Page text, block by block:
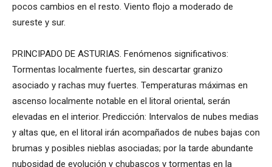
pocos cambios en el resto. Viento flojo a moderado de
sureste y sur.
PRINCIPADO DE ASTURIAS. Fenómenos significativos:
Tormentas localmente fuertes, sin descartar granizo
asociado y rachas muy fuertes. Temperaturas máximas en
ascenso localmente notable en el litoral oriental, serán
elevadas en el interior. Predicción: Intervalos de nubes medias
y altas que, en el litoral irán acompañados de nubes bajas con
brumas y posibles nieblas asociadas; por la tarde abundante
nubosidad de evolución y chubascos y tormentas en la